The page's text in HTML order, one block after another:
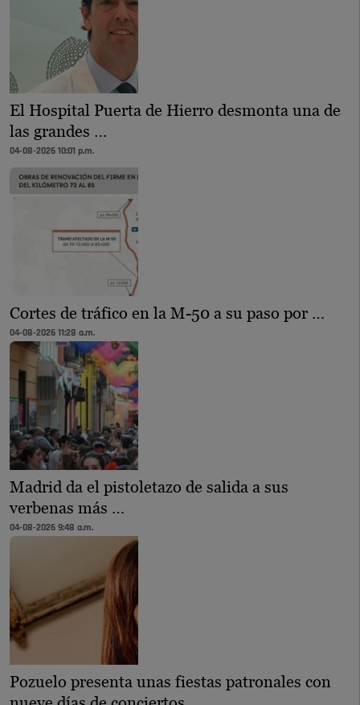
El Hospital Puerta de Hierro desmonta una de
las grandes …
04-08-2026 10:01 p.m.
Cortes de tráfico en la M-50 a su paso por …
04-08-2026 11:28 a.m.
Madrid da el pistoletazo de salida a sus
verbenas más …
04-08-2026 9:48 a.m.
Pozuelo presenta unas fiestas patronales con